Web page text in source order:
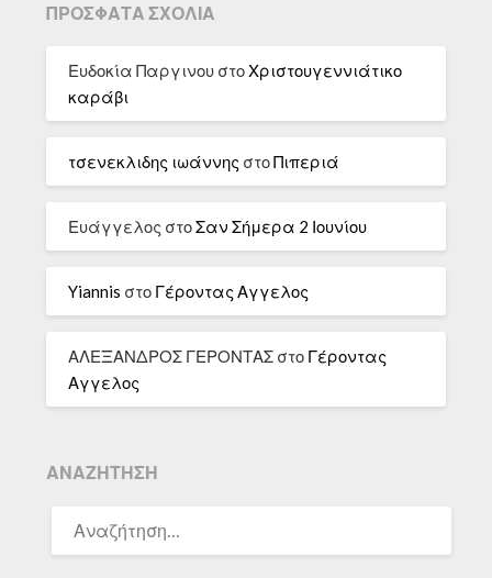
ΠΡΌΣΦΑΤΑ ΣΧΌΛΙΑ
Ευδοκία Παργινου στοΧριστουγεννιάτικο
καράβι
τσενεκλιδης ιωάννης στοΠιπεριά
Ευάγγελος στοΣαν Σήμερα 2 Ιουνίου
Yiannis στο Γέροντας Αγγελος
ΑΛΕΞΑΝΔΡΟΣ ΓΕΡΟΝΤΑΣ στο Γέροντας
Αγγελος
ΑΝΑΖΉΤΗΣΗ
ΓΙΑ: